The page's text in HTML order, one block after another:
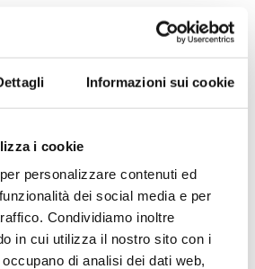
Informazioni sui cookie
i cookie
personalizzare contenuti ed
dei social media e per
Condividiamo inoltre
in cui utilizza il nostro sito con i
di analisi dei dati web,